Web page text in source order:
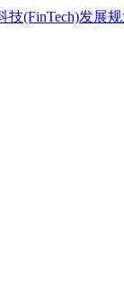
技(FinTech)发展